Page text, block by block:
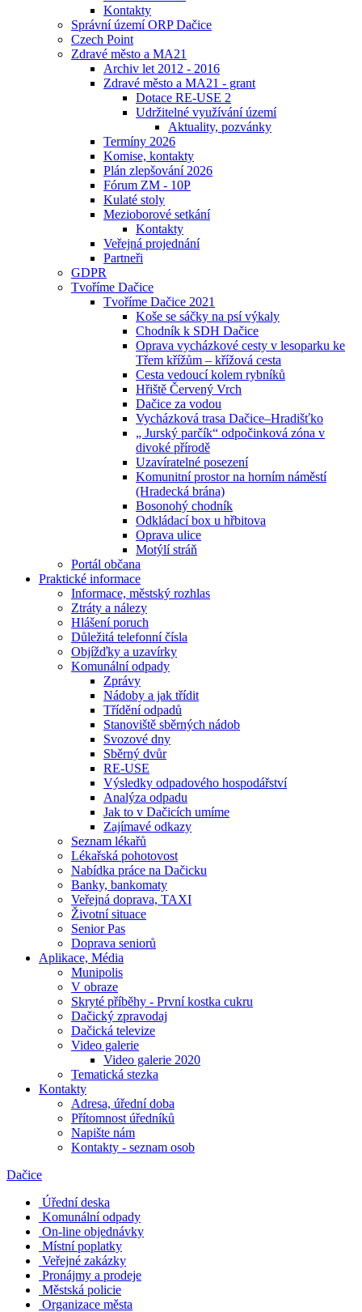
Kontakty
Správní území ORP Dačice
Czech Point
Zdravé město a MA21
Archiv let 2012 - 2016
Zdravé město a MA21 - grant
Dotace RE-USE 2
Udržitelné využívání území
Aktuality, pozvánky
Termíny 2026
Komise, kontakty
Plán zlepšování 2026
Fórum ZM - 10P
Kulaté stoly
Mezioborové setkání
Kontakty
Veřejná projednání
Partneři
GDPR
Tvoříme Dačice
Tvoříme Dačice 2021
Koše se sáčky na psí výkaly
Chodník k SDH Dačice
Oprava vycházkové cesty v lesoparku ke
Třem křížům – křížová cesta
Cesta vedoucí kolem rybníků
Hřiště Červený Vrch
Dačice za vodou
Vycházková trasa Dačice–Hradišťko
„ Jurský parčík“ odpočinková zóna v
divoké přírodě
Uzavíratelné posezení
Komunitní prostor na horním náměstí
(Hradecká brána)
Bosonohý chodník
Odkládací box u hřbitova
Oprava ulice
Motýlí stráň
Portál občana
Praktické informace
Informace, městský rozhlas
Ztráty a nálezy
Hlášení poruch
Důležitá telefonní čísla
Objížďky a uzavírky
Komunální odpady
Zprávy
Nádoby a jak třídit
Třídění odpadů
Stanoviště sběrných nádob
Svozové dny
Sběrný dvůr
RE-USE
Výsledky odpadového hospodářství
Analýza odpadu
Jak to v Dačicích umíme
Zajímavé odkazy
Seznam lékařů
Lékařská pohotovost
Nabídka práce na Dačicku
Banky, bankomaty
Veřejná doprava, TAXI
Životní situace
Senior Pas
Doprava seniorů
Aplikace, Média
Munipolis
V obraze
Skryté příběhy - První kostka cukru
Dačický zpravodaj
Dačická televize
Video galerie
Video galerie 2020
Tematická stezka
Kontakty
Adresa, úřední doba
Přítomnost úředníků
Napište nám
Kontakty - seznam osob
Dačice
Úřední deska
Komunální odpady
On-line objednávky
Místní poplatky
Veřejné zakázky
Pronájmy a prodeje
Městská policie
Organizace města